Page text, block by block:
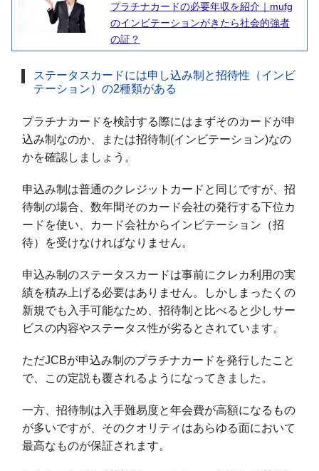
プラチナカードの必要年収を紹介｜mufg
のインビテーションがきたら社会的強者
の証？
ステータスカードには申し込み制と招待性（インビ
テーション）の2種類がある
プラチナカードを検討する際にはまずそのカードが申
込み制なのか、または招待制(インビテーション)なの
かを確認しましょう。
申込み制は普通のクレジットカードと同じですが、招
待制の場合、数年間そのカード会社の発行する下位カ
ードを使い、カード会社からインビテーション（招
待）を受けなければなりません。
申込み制のステータスカードは事前にクレカ利用の実
績を積み上げる必要はありません。しかしまったくの
新規でも入手可能なため、招待制と比べると少しサー
ビスの内容やステータス性が劣るとされています。
ただJCBが申込み制のプラチナカードを発行したこと
で、この定説も覆されるようになってきました。
一方、招待制は入手難易度と年会費が高額になるもの
が多いですが、そのクオリティはあらゆる面において
最高なものが保証されます。